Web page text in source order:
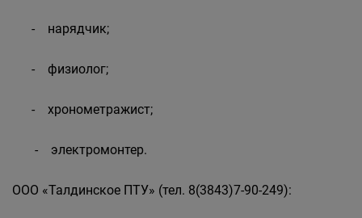
- нарядчик;
- физиолог;
- хронометражист;
- электромонтер.
ООО «Талдинское ПТУ» (тел. 8(3843)7-90-249):